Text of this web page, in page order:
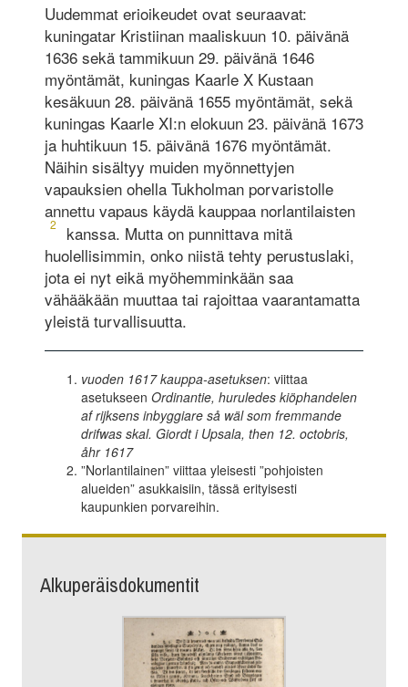
Uudemmat erioikeudet ovat seuraavat:
kuningatar Kristiinan maaliskuun 10. päivänä
1636 sekä tammikuun 29. päivänä 1646
myöntämät, kuningas Kaarle X Kustaan
kesäkuun 28. päivänä 1655 myöntämät, sekä
kuningas Kaarle XI:n elokuun 23. päivänä 1673
ja huhtikuun 15. päivänä 1676 myöntämät.
Näihin sisältyy muiden myönnettyjen
vapauksien ohella Tukholman porvaristolle
annettu vapaus käydä kauppaa norlantilaisten
2
kanssa. Mutta on punnittava mitä
huolellisimmin, onko niistä tehty perustuslaki,
jota ei nyt eikä myöhemminkään saa
vähääkään muuttaa tai rajoittaa vaarantamatta
yleistä turvallisuutta.
vuoden 1617 kauppa-asetuksen: viittaa
asetukseen Ordinantie, huruledes kiöphandelen
af rijksens inbyggiare så wäl som fremmande
drifwas skal. Giordt i Upsala, then 12. octobris,
åhr 1617
”Norlantilainen” viittaa yleisesti ”pohjoisten
alueiden” asukkaisiin, tässä erityisesti
kaupunkien porvareihin.
Alkuperäisdokumentit